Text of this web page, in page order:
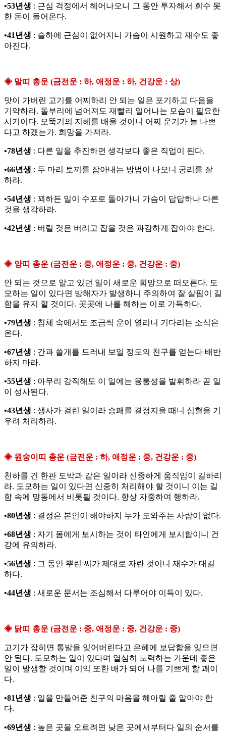
•53년생 : 근심 걱정에서 헤어나오니 그 동안 투자해서 회수 못
한 돈이 들어온다.
•41년생 : 슬하에 근심이 없어지니 가슴이 시원하고 재수도 좋
아진다.
◈ 말띠 총운 (금전운 : 하, 애정운 : 하, 건강운 : 상)
맛이 가버린 고기를 어찌하리 안 되는 일은 포기하고 다음을
기약하라. 돌부리에 넘어져도 재빨리 일어나는 모습이 필요한
시기이다. 오뚝기의 지혜를 배울 것이니 어찌 운기가 늘 나쁘
다고 하겠는가. 희망을 가져라.
•78년생 : 다른 일을 추진하면 생각보다 좋은 직업이 된다.
•66년생 : 두 마리 토끼를 잡아내는 방법이 나오니 궁리를 잘
하라.
•54년생 : 꾀하든 일이 수포로 돌아가니 가슴이 답답하나 다른
것을 생각하라.
•42년생 : 버릴 것은 버리고 잡을 것은 과감하게 잡아야 한다.
◈ 양띠 총운 (금전운 : 중, 애정운 : 중, 건강운 : 중)
안 되는 것으로 알고 있던 일이 새로운 희망으로 떠오른다. 도
모하는 일이 있다면 방해자가 발생하니 주의하여 잘 살핌이 길
함을 유지 할 것이다. 곳곳에 나를 해하는 이로 가득하다.
•79년생 : 침체 속에서도 조금씩 운이 열리니 기다리는 소식은
온다.
•67년생 : 간과 쓸개를 드러내 보일 정도의 친구를 얻는다 배반
하지 마라.
•55년생 : 아무리 강직해도 이 일에는 융통성을 발휘하라 곧 일
이 성사된다.
•43년생 : 생사가 걸린 일이라 승패를 결정지을 때니 심혈을 기
우려 처리하라.
◈ 원숭이띠 총운 (금전운 : 하, 애정운 : 중, 건강운 : 중)
천하를 건 한판 도박과 같은 일이라 신중하게 움직임이 길하리
라. 도모하는 일이 있다면 신중히 처리해야 할 것이니 이는 길
함 속에 망동에서 비롯될 것이다. 항상 자중하여 행하라.
•80년생 : 결정은 본인이 해야하지 누가 도와주는 사람이 없다.
•68년생 : 자기 몸에게 보시하는 것이 타인에게 보시함이니 건
강에 유의하라.
•56년생 : 그 동안 뿌린 씨가 제대로 자란 것이니 재수가 대길
하다.
•44년생 : 새로운 문서는 조심해서 다루어야 이득이 있다.
◈ 닭띠 총운 (금전운 : 중, 애정운 : 중, 건강운 : 중)
고기가 잡히면 통발을 잊어버린다고 은혜에 보답함을 잊으면
안 된다. 도모하는 일이 있다며 열심히 노력하는 가운데 좋은
일이 발생할 것이며 이익 또한 배가 되어 나를 기쁘게 할 괘이
다.
•81년생 : 일을 만들어준 친구의 마음을 헤아릴 줄 알아야 한
다.
•69년생 : 높은 곳을 오르려면 낮은 곳에서부터다 일의 순서를